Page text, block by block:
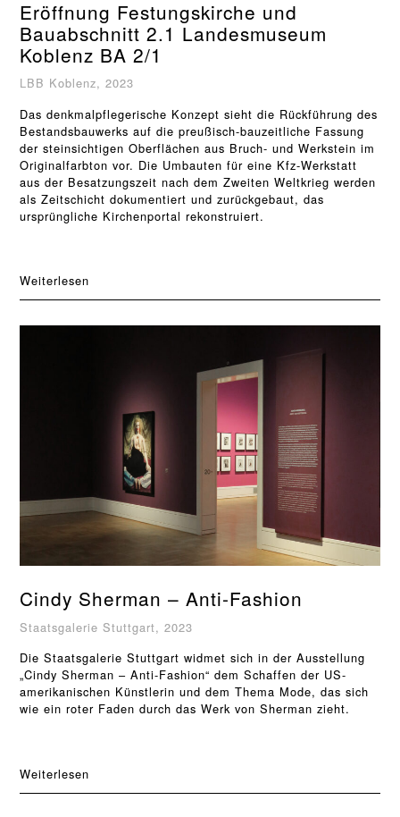
Eröffnung Festungskirche und
Bauabschnitt 2.1 Landesmuseum
Koblenz BA 2/1
LBB Koblenz, 2023
Das denkmalpflegerische Konzept sieht die Rückführung des
Bestandsbauwerks auf die preußisch-bauzeitliche Fassung
der steinsichtigen Oberflächen aus Bruch- und Werkstein im
Originalfarbton vor. Die Umbauten für eine Kfz-Werkstatt
aus der Besatzungszeit nach dem Zweiten Weltkrieg werden
als Zeitschicht dokumentiert und zurückgebaut, das
ursprüngliche Kirchenportal rekonstruiert.
Weiterlesen
Cindy Sherman – Anti-Fashion
Staatsgalerie Stuttgart, 2023
Die Staatsgalerie Stuttgart widmet sich in der Ausstellung
„Cindy Sherman – Anti-Fashion“ dem Schaffen der US-
amerikanischen Künstlerin und dem Thema Mode, das sich
wie ein roter Faden durch das Werk von Sherman zieht.
Weiterlesen